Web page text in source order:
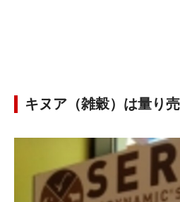
キヌア（雑穀）は量り